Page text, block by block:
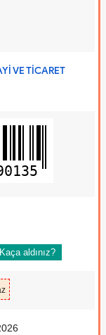
VE TİCARET
Kaça aldınız?